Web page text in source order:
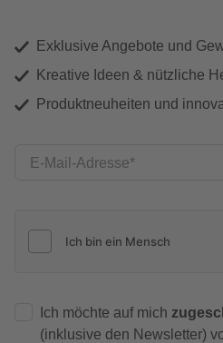
Exklusive Angebote und
Kreative Ideen & nützliche
Produktneuheiten und
E-Mail-Adresse
Ich möchte auf mich
(inklusive den Newsletter)